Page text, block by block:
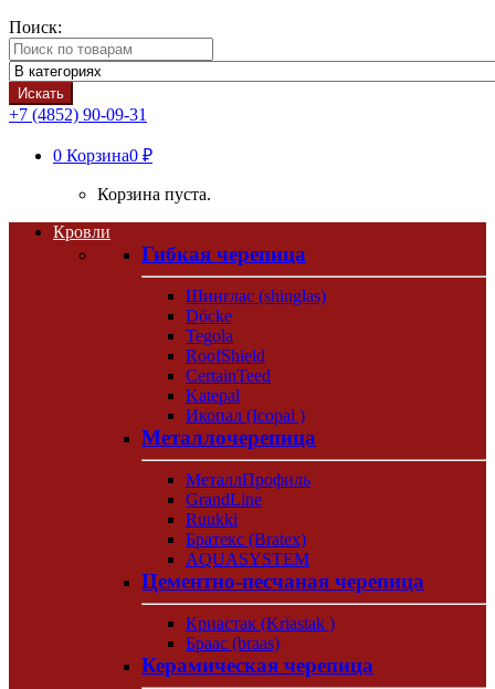
Поиск:
Искать
+7 (4852) 90-09-31
0 Корзина0 ₽
Корзина пуста.
Кровли
Гибкая черепица
Шинглас (shinglas)
Döcke
Tegola
RoofShield
CertainTeed
Katepal
Икопал (Icopal )
Металлочерепица
МеталлПрофиль
GrandLine
Ruukki
Братекс (Bratex)
AQUASYSTEM
Цементно-песчаная черепица
Криастак (Kriastak )
Браас (braas)
Керамическая черепица